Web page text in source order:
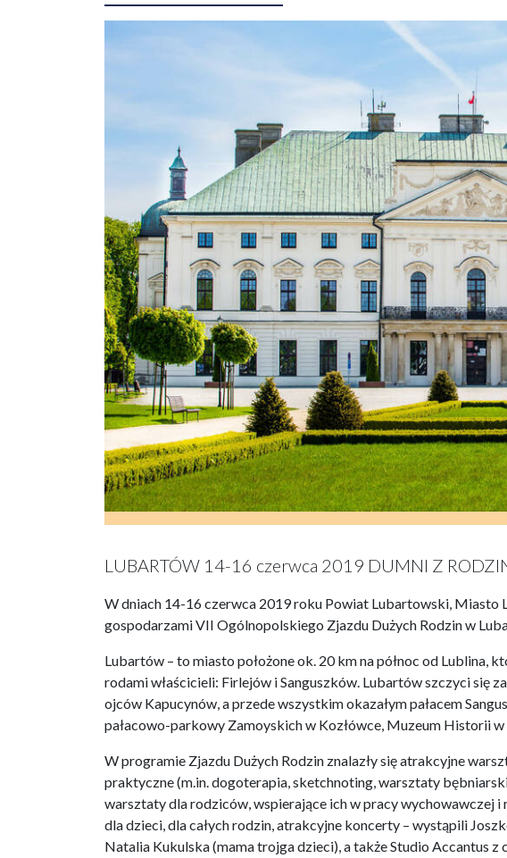
LUBARTÓW 14-16 czerwca 2019­­­ DUMNI Z
W dniach 14-16 czerwca 2019 roku Powiat Lubartowski, Miasto
gospodarzami VII Ogólnopolskiego Zjazdu Dużych Rodzin w
Lubartów – to miasto położone ok. 20 km na północ od Lublina,
rodami właścicieli: Firlejów i Sanguszków. Lubartów szczyci się
ojców Kapucynów, a przede wszystkim okazałym pałacem
pałacowo-parkowy Zamoyskich w Kozłówce, Muzeum Historii
W programie Zjazdu Dużych Rodzin znalazły się atrakcyjne
praktyczne (m.in. dogoterapia, sketchnoting, warsztaty
warsztaty dla rodziców, wspierające ich w pracy wychowawczej i
dla dzieci, dla całych rodzin, atrakcyjne koncerty – wystąpili
Natalia Kukulska (mama trojga dzieci), a także Studio Accantus